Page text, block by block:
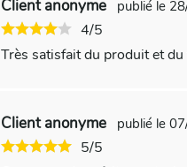
Client anonyme publié le
4/5
Très satisfait du produit et
Client anonyme publié le
5/5